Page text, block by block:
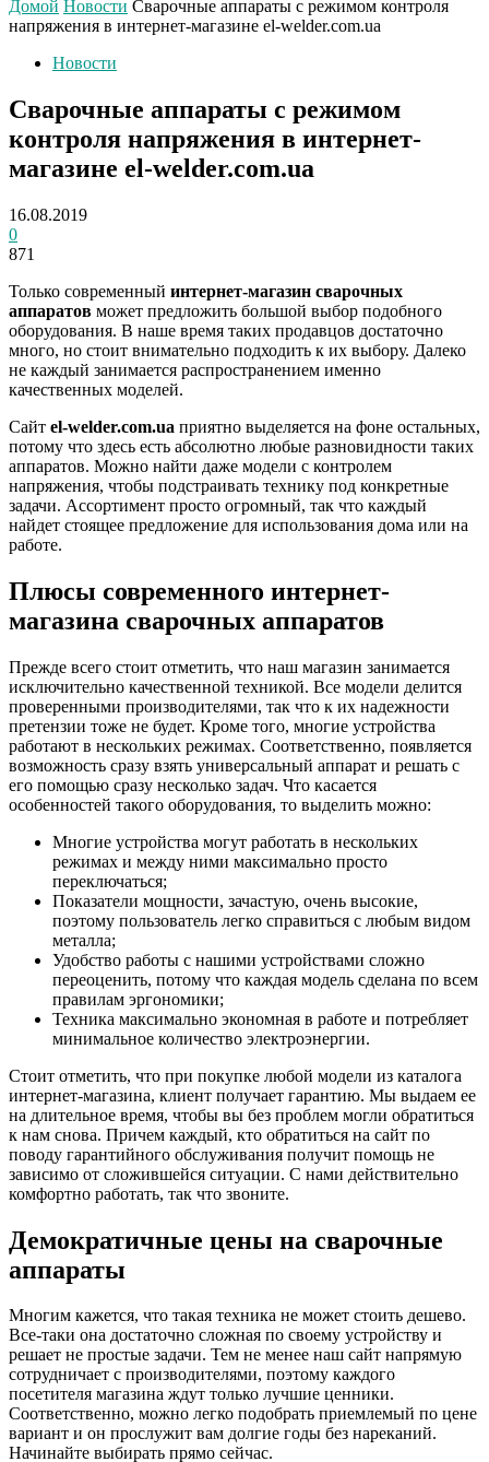
Домой Новости Сварочные аппараты с режимом контроля
напряжения в интернет-магазине el-welder.com.ua
Новости
Сварочные аппараты с режимом
контроля напряжения в интернет-
магазине el-welder.com.ua
16.08.2019
0
871
Только современный интернет-магазин сварочных
аппаратов может предложить большой выбор подобного
оборудования. В наше время таких продавцов достаточно
много, но стоит внимательно подходить к их выбору. Далеко
не каждый занимается распространением именно
качественных моделей.
Сайт el-welder.com.ua приятно выделяется на фоне остальных,
потому что здесь есть абсолютно любые разновидности таких
аппаратов. Можно найти даже модели с контролем
напряжения, чтобы подстраивать технику под конкретные
задачи. Ассортимент просто огромный, так что каждый
найдет стоящее предложение для использования дома или на
работе.
Плюсы современного интернет-
магазина сварочных аппаратов
Прежде всего стоит отметить, что наш магазин занимается
исключительно качественной техникой. Все модели делится
проверенными производителями, так что к их надежности
претензии тоже не будет. Кроме того, многие устройства
работают в нескольких режимах. Соответственно, появляется
возможность сразу взять универсальный аппарат и решать с
его помощью сразу несколько задач. Что касается
особенностей такого оборудования, то выделить можно:
Многие устройства могут работать в нескольких
режимах и между ними максимально просто
переключаться;
Показатели мощности, зачастую, очень высокие,
поэтому пользователь легко справиться с любым видом
металла;
Удобство работы с нашими устройствами сложно
переоценить, потому что каждая модель сделана по всем
правилам эргономики;
Техника максимально экономная в работе и потребляет
минимальное количество электроэнергии.
Стоит отметить, что при покупке любой модели из каталога
интернет-магазина, клиент получает гарантию. Мы выдаем ее
на длительное время, чтобы вы без проблем могли обратиться
к нам снова. Причем каждый, кто обратиться на сайт по
поводу гарантийного обслуживания получит помощь не
зависимо от сложившейся ситуации. С нами действительно
комфортно работать, так что звоните.
Демократичные цены на сварочные
аппараты
Многим кажется, что такая техника не может стоить дешево.
Все-таки она достаточно сложная по своему устройству и
решает не простые задачи. Тем не менее наш сайт напрямую
сотрудничает с производителями, поэтому каждого
посетителя магазина ждут только лучшие ценники.
Соответственно, можно легко подобрать приемлемый по цене
вариант и он прослужит вам долгие годы без нареканий.
Начинайте выбирать прямо сейчас.